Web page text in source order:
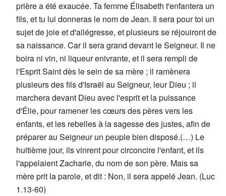
prière a été exaucée. Ta femme Élisabeth t'enfantera un
fils, et tu lui donneras le nom de Jean. Il sera pour toi un
sujet de joie et d'allégresse, et plusieurs se réjouiront de
sa naissance. Car il sera grand devant le Seigneur. Il ne
boira ni vin, ni liqueur enivrante, et il sera rempli de
l'Esprit Saint dès le sein de sa mère ; il ramènera
plusieurs des fils d'Israël au Seigneur, leur Dieu ; il
marchera devant Dieu avec l'esprit et la puissance
d'Élie, pour ramener les cœurs des pères vers les
enfants, et les rebelles à la sagesse des justes, afin de
préparer au Seigneur un peuple bien disposé.(…) Le
huitième jour, ils vinrent pour circoncire l'enfant, et ils
l'appelaient Zacharie, du nom de son père. Mais sa
mère prit la parole, et dit : Non, il sera appelé Jean. (Luc
1.13-60)